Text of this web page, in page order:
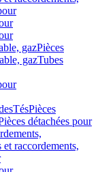
gazPièces
gazTubes
TésPièces
détachées pour
raccordements,